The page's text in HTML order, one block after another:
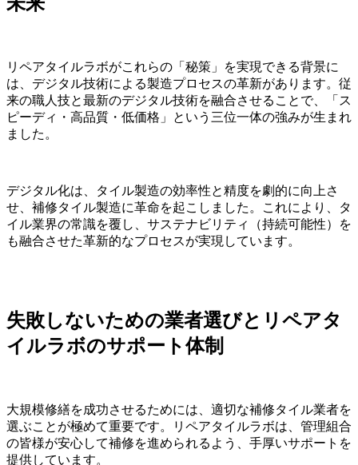
リペアタイルラボがこれらの「秘策」を実現できる背景に
は、デジタル技術による製造プロセスの革新があります。従
来の職人技と最新のデジタル技術を融合させることで、「ス
ピーディ・高品質・低価格」という三位一体の強みが生まれ
ました。
デジタル化は、タイル製造の効率性と精度を劇的に向上さ
せ、補修タイル製造に革命を起こしました。これにより、タ
イル業界の常識を覆し、サステナビリティ（持続可能性）を
も融合させた革新的なプロセスが実現しています。
失敗しないための業者選びとリペアタ
イルラボのサポート体制
大規模修繕を成功させるためには、適切な補修タイル業者を
選ぶことが極めて重要です。リペアタイルラボは、管理組合
の皆様が安心して補修を進められるよう、手厚いサポートを
提供しています。